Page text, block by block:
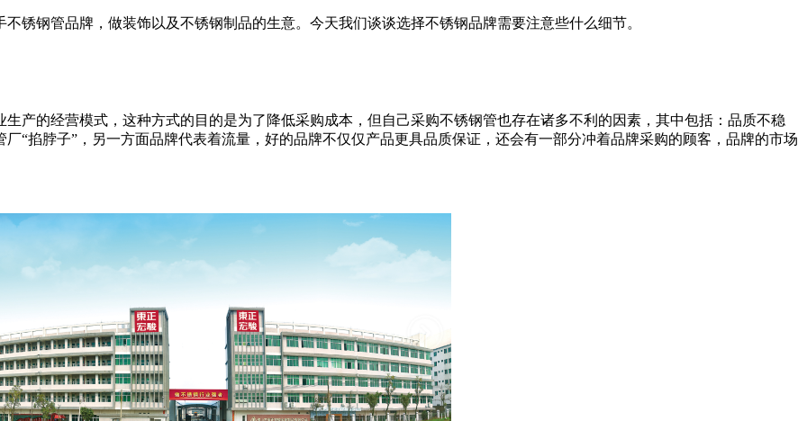
锈钢管品牌，做装饰以及不锈钢制品的生意。今天我们谈谈选择不锈钢品牌需要注意些什么细节。
产的经营模式，这种方式的目的是为了降低采购成本，但自己采购不锈钢管也存在诸多不利的因素，其中包括：品质不稳
厂“掐脖子”，另一方面品牌代表着流量，好的品牌不仅仅产品更具品质保证，还会有一部分冲着品牌采购的顾客，品牌的市场